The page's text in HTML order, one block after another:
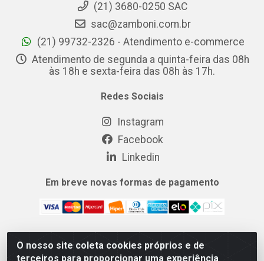
O nosso site coleta cookies próprios e de
terceiros para proporcionar uma experiência
(21) 3680-0250 SAC
sac@zamboni.com.br
(21) 99732-2326 - Atendimento e-commerce
Atendimento de segunda a quinta-feira das 08h
às 18h e sexta-feira das 08h às 17h.
Redes Sociais
Instagram
Facebook
Linkedin
Em breve novas formas de pagamento
MIX CERTO DISTRIBUIDORA DE COSMÉTICOS ALIMENTOS E